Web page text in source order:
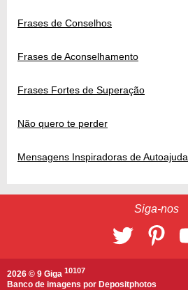
Frases de Conselhos
Frases de Aconselhamento
Frases Fortes de Superação
Não quero te perder
Mensagens Inspiradoras de Autoajuda
Siga-nos
2026 © 9 Giga 10107
Banco de imagens por Depositphotos